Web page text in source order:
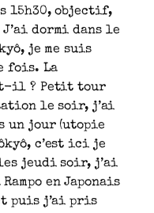
15h30, objectif,
J’ai dormi dans le
je me suis
fois. La
il ? Petit tour
le soir, j’ai
un jour (utopie
c’est ici je
jeudi soir, j’ai
en Japonais
puis j’ai pris